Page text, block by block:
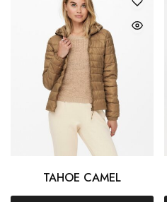
TAHOE CAMEL